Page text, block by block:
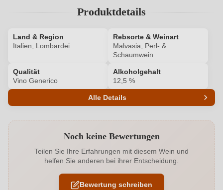
Produktdetails
Land & Region
Italien, Lombardei
Rebsorte & Weinart
Malvasia, Perl- &
Schaumwein
Qualität
Vino Generico
Alkoholgehalt
12,5 %
Alle Details
Alkoholgehalt in % 12,5 %
Allergene Enthält Sulfite
Flaschenverschluss Sekt/Champagnerkorken
Noch keine Bewertungen
Teilen Sie Ihre Erfahrungen mit diesem Wein und
helfen Sie anderen bei ihrer Entscheidung.
Bewertung schreiben